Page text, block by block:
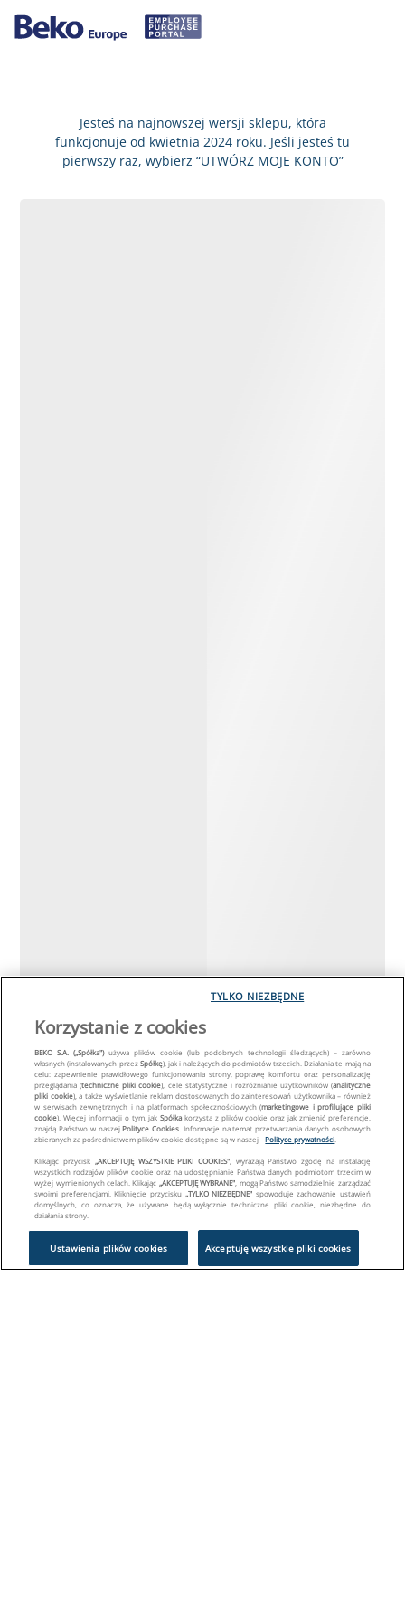
Jesteś na najnowszej wersji sklepu, która
funkcjonuje od kwietnia 2024 roku. Jeśli jesteś tu
pierwszy raz, wybierz “UTWÓRZ MOJE KONTO”
Korzystanie z cookies
BEKO S.A. („Spółka")używa plików cookie (lub podobnych technologii śledzących) – zarówno
własnych (instalowanych przezSpółkę), jak i należących do podmiotów trzecich. Działania te mają na
celu: zapewnienie prawidłowego funkcjonowania strony, poprawę komfortu oraz personalizację
przeglądania (techniczne pliki cookie), cele statystyczne i rozróżnianie użytkowników (analityczne
pliki cookie), a także wyświetlanie reklam dostosowanych do zainteresowań użytkownika – również
w serwisach zewnętrznych i na platformach społecznościowych (marketingowe i profilujące pliki
cookie). Więcej informacji o tym, jakSpółka korzysta z plików cookie oraz jak zmienić preferencje,
znajdą Państwo w naszejPolityce Cookies . Informacje na temat przetwarzania danych osobowych
zbieranych za pośrednictwem plików cookie dostępne są w naszej
Polityce prywatności
Klikając przycisk „AKCEPTUJĘ WSZYSTKIE PLIKI COOKIES" , wyrażają Państwo zgodę na instalację
wszystkich rodzajów plików cookie oraz na udostępnianie Państwa danych podmiotom trzecim w
wyżej wymienionych celach. Klikając „AKCEPTUJĘ WYBRANE" , mogą Państwo samodzielnie zarządzać
swoimi preferencjami. Kliknięcie przycisku „TYLKO NIEZBĘDNE" spowoduje zachowanie ustawień
domyślnych, co oznacza, że używane będą wyłącznie techniczne pliki cookie, niezbędne do
działania strony.
Ustawienia plików cookies Akceptuję wszystkie pliki cookies
TYLKO NIEZBĘDNE